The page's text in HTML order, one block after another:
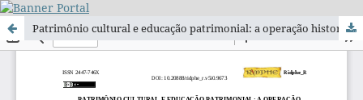
Patrimônio cultural e educação patrimonial: a operação historiográfica e a tática marginal